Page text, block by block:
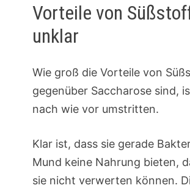
Vorteile von
unklar
Wie groß die Vorteile von
gegenüber Saccharose sind,
nach wie vor umstritten.
Klar ist, dass sie gerade
Mund keine Nahrung bieten,
sie nicht verwerten können.